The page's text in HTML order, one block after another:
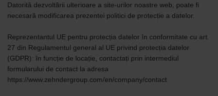
Datorită dezvoltării ulterioare a site-urilor noastre web, poate fi
necesară modificarea prezentei politici de protecție a datelor.
Reprezentantul UE pentru protecția datelor în conformitate cu art.
27 din Regulamentul general al UE privind protecția datelor
(GDPR): în funcție de locație, contactați prin intermediul
formularului de contact la adresa
https://www.zehndergroup.com/en/company/contact